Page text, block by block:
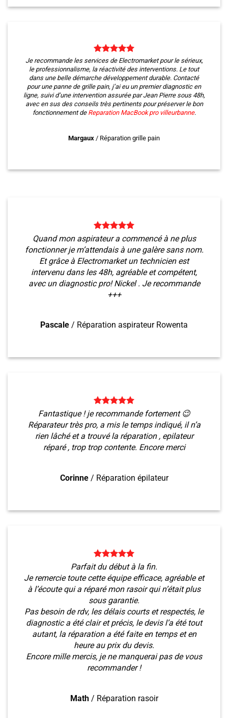
Je recommande les services de Electromarket pour le sérieux,
le professionnalisme, la réactivité des interventions. Le tout
dans une belle démarche développement durable. Contacté
pour une panne de grille pain, j’ai eu un premier diagnostic en
ligne, suivi d’une intervention assurée par Jean Pierre sous 48h,
avec en sus des conseils très pertinents pour préserver le bon
fonctionnement de Reparation MacBook provilleurbanne.
Margaux / Réparation grille pain
Quand mon aspirateur a commencé à ne plus
fonctionner je m’attendais à une galère sans nom.
Et grâce à Electromarket un technicien est
intervenu dans les 48h, agréable et compétent,
avec un diagnostic pro! Nickel . Je recommande
+++
Pascale / Réparation aspirateur Rowenta
Fantastique ! je recommande fortement 😉
Réparateur très pro, a mis le temps indiqué, il n’a
rien lâché et a trouvé la réparation , epilateur
réparé , trop trop contente. Encore merci
Corinne / Réparation épilateur
Parfait du début à la fin.
Je remercie toute cette équipe efficace, agréable et
à l’écoute qui a réparé mon rasoir qui n’était plus
sous garantie.
Pas besoin de rdv, les délais courts et respectés, le
diagnostic a été clair et précis, le devis l’a été tout
autant, la réparation a été faite en temps et en
heure au prix du devis.
Encore mille mercis, je ne manquerai pas de vous
recommander !
Math / Réparation rasoir